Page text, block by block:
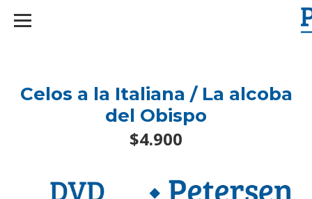
Celos a la Italiana / La alcoba
del Obispo
$4.900